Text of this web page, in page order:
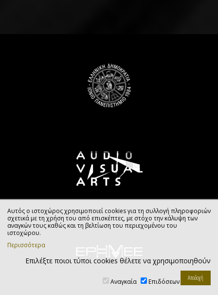
Αυτός ο ιστοχώρος χρησιμοποιεί cookies για τη συλλογή πληροφοριών
σχετικά με τη χρήση του από επισκέπτες, με στόχο την κάλυψη των
αναγκών τους καθώς και τη βελτίωση του περιεχομένου του
ιστοχώρου.
Περισσότερα
Επιλέξτε ποιοι τύποι cookies θέλετε να χρησιμοποιηθούν
Αναγκαία Επιδόσεων